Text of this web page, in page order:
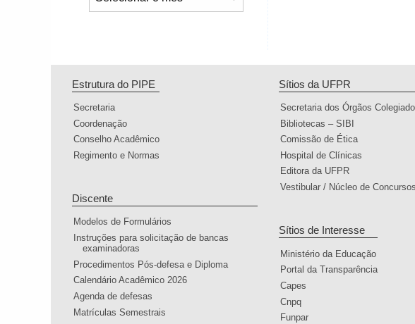
Estrutura do PIPE
Secretaria
Coordenação
Conselho Acadêmico
Regimento e Normas
Discente
Modelos de Formulários
Instruções para solicitação de bancas
examinadoras
Procedimentos Pós-defesa e Diploma
Calendário Acadêmico 2026
Agenda de defesas
Matrículas Semestrais
Sítios da UFPR
Secretaria dos Órgãos
Bibliotecas – SIBI
Comissão de Ética
Hospital de Clínicas
Editora da UFPR
Vestibular / Núcleo de Concursos
Sítios de Interesse
Ministério da Educação
Portal da Transparência
Capes
Cnpq
Funpar